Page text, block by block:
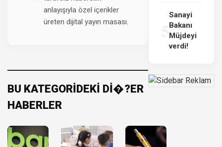
anlayışıyla özel içerikler
üreten dijital yayın masası.
BU KATEGORİDEKİ Dİ�?ER
HABERLER
Sanayi
Bakanı
Müjdeyi
verdi!